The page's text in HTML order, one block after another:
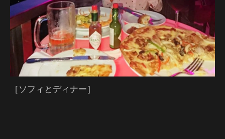
［ソフィとディナー］